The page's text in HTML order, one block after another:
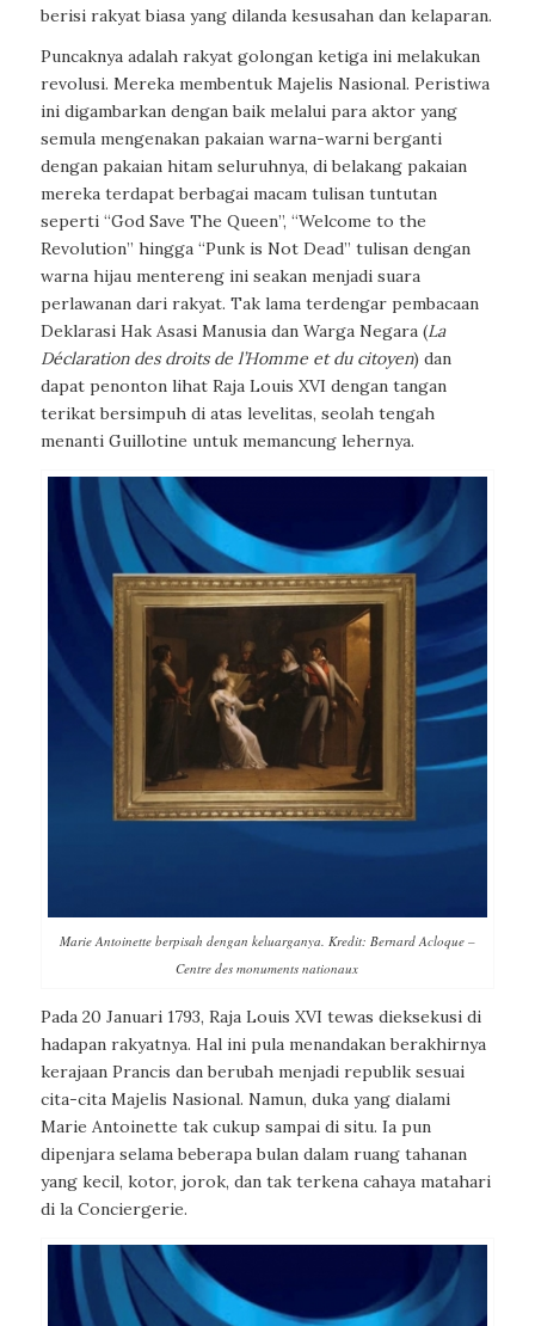
berisi rakyat biasa yang dilanda kesusahan dan kelaparan.
Puncaknya adalah rakyat golongan ketiga ini melakukan
revolusi. Mereka membentuk Majelis Nasional. Peristiwa
ini digambarkan dengan baik melalui para aktor yang
semula mengenakan pakaian warna-warni berganti
dengan pakaian hitam seluruhnya, di belakang pakaian
mereka terdapat berbagai macam tulisan tuntutan
seperti “God Save The Queen”, “Welcome to the
Revolution” hingga “Punk is Not Dead” tulisan dengan
warna hijau mentereng ini seakan menjadi suara
perlawanan dari rakyat. Tak lama terdengar pembacaan
Deklarasi Hak Asasi Manusia dan Warga Negara (La
Déclaration des droits de l’Homme et du citoyen) dan
dapat penonton lihat Raja Louis XVI dengan tangan
terikat bersimpuh di atas levelitas, seolah tengah
menanti Guillotine untuk memancung lehernya.
Marie Antoinette berpisah dengan keluarganya. Kredit: Bernard Acloque –
Centre des monuments nationaux
Pada 20 Januari 1793, Raja Louis XVI tewas dieksekusi di
hadapan rakyatnya. Hal ini pula menandakan berakhirnya
kerajaan Prancis dan berubah menjadi republik sesuai
cita-cita Majelis Nasional. Namun, duka yang dialami
Marie Antoinette tak cukup sampai di situ. Ia pun
dipenjara selama beberapa bulan dalam ruang tahanan
yang kecil, kotor, jorok, dan tak terkena cahaya matahari
di la Conciergerie.